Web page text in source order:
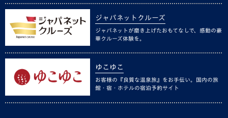
ジャパネットクルーズ
ジャパネットが磨き上げたおもてなしで、感動の豪
華クルーズ体験を。
ゆこゆこ
お客様の『良質な温泉旅』をお手伝い。国内の旅
館・宿・ホテルの宿泊予約サイト